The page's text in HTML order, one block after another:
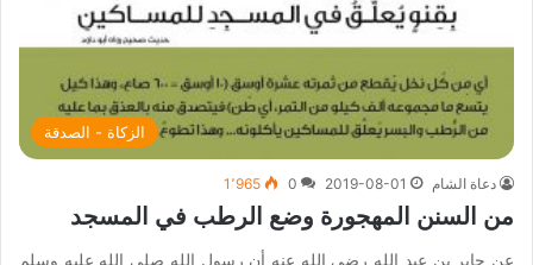
الزكاة - الصدقة
دعاة الشام 2019-08-01
0 1٬965
من السنن المهجورة وضع الرطب في المسجد
عن جابر بن عبد الله رضي الله عنه أن رسول الله صلى الله عليه وسلم